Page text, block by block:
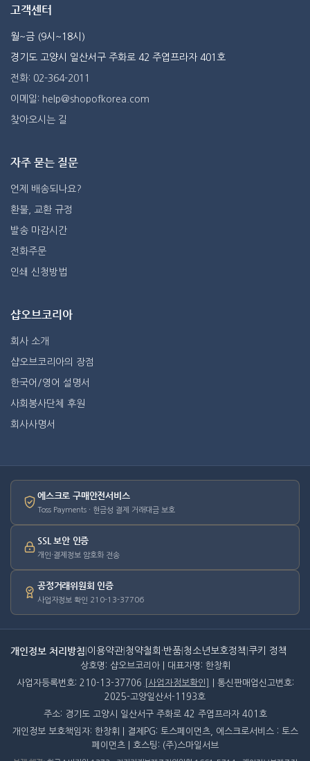
고객센터
월~금 (9시~18시)
경기도 고양시 일산서구 주화로 42 주엽프라자 401호
전화: 02-364-2011
이메일: help@shopofkorea.com
찾아오시는 길
자주 묻는 질문
언제 배송되나요?
환불, 교환 규정
발송 마감시간
전화주문
인쇄 신청방법
샵오브코리아
회사 소개
샵오브코리아의 장점
한국어/영어 설명서
사회봉사단체 후원
회사사명서
에스크로 구매안전서비스
Toss Payments · 현금성 결제 거래대금 보호
SSL 보안 인증
개인·결제정보 암호화 전송
공정거래위원회 인증
사업자정보 확인 210-13-37706
개인정보 처리방침 이용약관 청약철회·반품 청소년보호정책 쿠키 정책
상호명: 샵오브코리아 | 대표자명: 한창휘
사업자등록번호: 210-13-37706
[사업자정보확인]
| 통신판매업신고번호:
2025-고양일산서-1193호
주소: 경기도 고양시 일산서구 주화로 42 주엽프라자 401호
개인정보 보호책임자: 한창휘 | 결제PG: 토스페이먼츠, 에스크로서비스 : 토스
페이먼츠 | 호스팅: (주)스마일서브